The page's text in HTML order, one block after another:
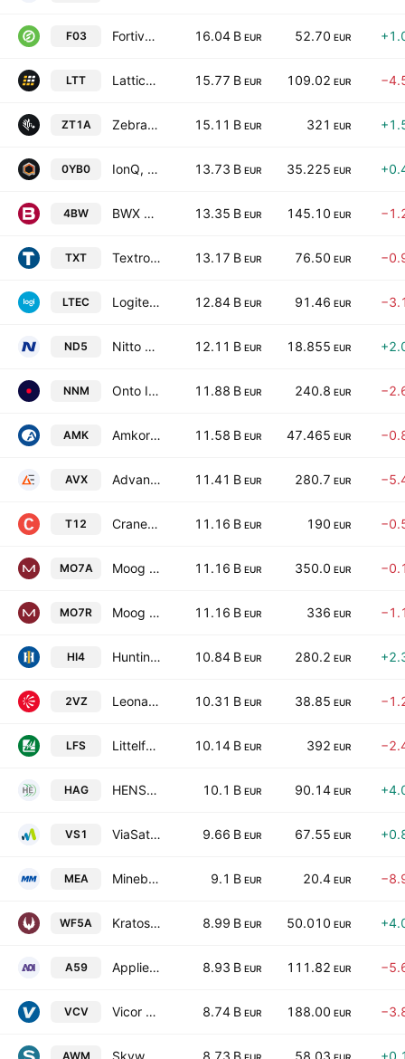
F03 Fortive Corp. 16.04 B EUR 52.70 EUR
LTT Lattice Semiconductor Corporation 15.77 B EUR 109.02 EUR
ZT1A Zebra Technologies Corporation Class A 15.11 B EUR 321 EUR
0YB0 IonQ, Inc. 13.73 B EUR 35.225 EUR
4BW BWX Technologies, Inc. 13.35 B EUR 145.10 EUR
TXT Textron Inc. 13.17 B EUR 76.50 EUR
LTEC Logitech International S.A. 12.84 B EUR 91.46 EUR
ND5 Nitto Denko Corp. 12.11 B EUR 18.855 EUR
NNM Onto Innovation, Inc. 11.88 B EUR 240.8 EUR
AMK Amkor Technology, Inc. 11.58 B EUR 47.465 EUR
AVX Advanced Energy Industries, Inc. 11.41 B EUR 280.7 EUR
T12 Crane Company 11.16 B EUR 190 EUR
MO7A Moog Inc. Class A 11.16 B EUR 350.0 EUR
MO7R Moog Inc. Class B 11.16 B EUR 336 EUR
HI4 Huntington Ingalls Industries, Inc. 10.84 B EUR 280.2 EUR
2VZ Leonardo DRS, Inc. 10.31 B EUR 38.85 EUR
LFS Littelfuse, Inc. 10.14 B EUR 392 EUR
HAG HENSOLDT AG 10.1 B EUR 90.14 EUR
VS1 ViaSat, Inc. 9.66 B EUR 67.55 EUR
MEA MinebeaMitsumi Inc. 9.1 B EUR 20.4 EUR
WF5A Kratos Defense & Security Solutions, Inc. 8.99 B EUR 50.010 EUR
A59 Applied Optoelectronics, Inc. 8.93 B EUR 111.82 EUR
VCV Vicor Corporation 8.74 B EUR 188.00 EUR
AWM Skyworks Solutions, Inc. 8.73 B 58.03